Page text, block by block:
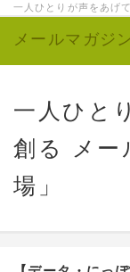
一人ひとりが声を
メールマガジ
一人ひと
創る メー
場」